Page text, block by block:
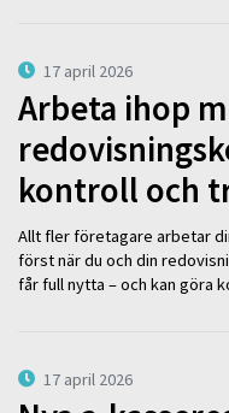
17 april 2026
Arbeta ihop
kontroll och
Allt fler företagare arbetar
först när du och din
får full nytta – och kan göra
17 april 2026